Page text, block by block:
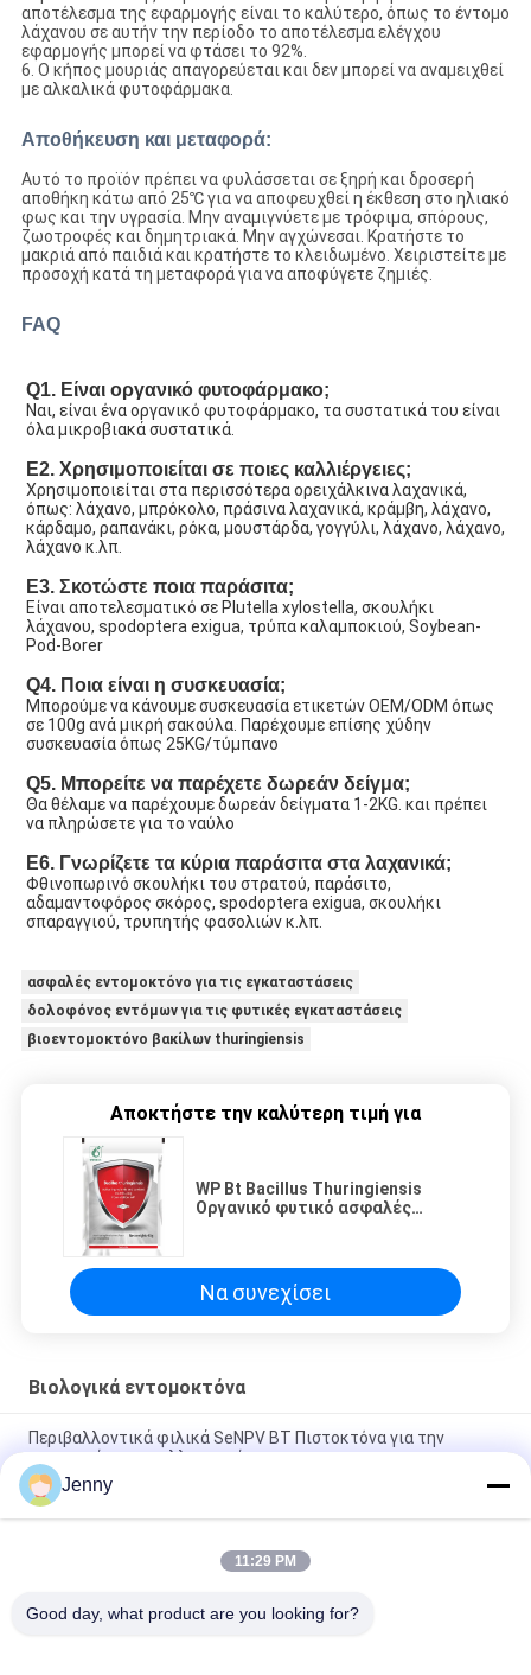
αποτέλεσμα της εφαρμογής είναι το καλύτερο, όπως το έντομο
λάχανου σε αυτήν την περίοδο το αποτέλεσμα ελέγχου
εφαρμογής μπορεί να φτάσει το 92%.
6. Ο κήπος μουριάς απαγορεύεται και δεν μπορεί να αναμειχθεί
με αλκαλικά φυτοφάρμακα.
Αποθήκευση και μεταφορά:
Αυτό το προϊόν πρέπει να φυλάσσεται σε ξηρή και δροσερή
αποθήκη κάτω από 25℃ για να αποφευχθεί η έκθεση στο ηλιακό
φως και την υγρασία. Μην αναμιγνύετε με τρόφιμα, σπόρους,
ζωοτροφές και δημητριακά. Μην αγχώνεσαι. Κρατήστε το
μακριά από παιδιά και κρατήστε το κλειδωμένο. Χειριστείτε με
προσοχή κατά τη μεταφορά για να αποφύγετε ζημιές.
FAQ
Q1. Είναι οργανικό φυτοφάρμακο;
Ναι, είναι ένα οργανικό φυτοφάρμακο, τα συστατικά του είναι
όλα μικροβιακά συστατικά.
Ε2. Χρησιμοποιείται σε ποιες καλλιέργειες;
Χρησιμοποιείται στα περισσότερα ορειχάλκινα λαχανικά,
όπως: λάχανο, μπρόκολο, πράσινα λαχανικά, κράμβη, λάχανο,
κάρδαμο, ραπανάκι, ρόκα, μουστάρδα, γογγύλι, λάχανο, λάχανο,
λάχανο κ.λπ.
Ε3. Σκοτώστε ποια παράσιτα;
Είναι αποτελεσματικό σε Plutella xylostella, σκουλήκι
λάχανου, spodoptera exigua, τρύπα καλαμποκιού, Soybean-
Pod-Borer
Q4. Ποια είναι η συσκευασία;
Μπορούμε να κάνουμε συσκευασία ετικετών OEM/ODM όπως
σε 100g ανά μικρή σακούλα. Παρέχουμε επίσης χύδην
συσκευασία όπως 25KG/τύμπανο
Q5. Μπορείτε να παρέχετε δωρεάν δείγμα;
Θα θέλαμε να παρέχουμε δωρεάν δείγματα 1-2KG. και πρέπει
να πληρώσετε για το ναύλο
Ε6. Γνωρίζετε τα κύρια παράσιτα στα λαχανικά;
Φθινοπωρινό σκουλήκι του στρατού, παράσιτο,
αδαμαντοφόρος σκόρος, spodoptera exigua, σκουλήκι
σπαραγγιού, τρυπητής φασολιών κ.λπ.
ασφαλές εντομοκτόνο για τις εγκαταστάσεις
δολοφόνος εντόμων για τις φυτικές εγκαταστάσεις
βιοεντομοκτόνο βακίλων thuringiensis
Αποκτήστε την καλύτερη τιμή για
WP Bt Bacillus Thuringiensis
Οργανικό φυτικό ασφαλές
Να συνεχίσει
Βιολογικά εντομοκτόνα
Περιβαλλοντικά φιλικά SeNPV BT Πιστοκτόνα για την
προστασία των καλλιεργειών
Γεωργία Spodoptera exigua SeNPV Βιολογικά εντομοκτόνα
για λαχανικά
Οργανικά γεωργικά βιολογικά εντομοκτόνα Bt Για λάχανο
Jenny
11:29 PM
Good day, what product are you looking for?